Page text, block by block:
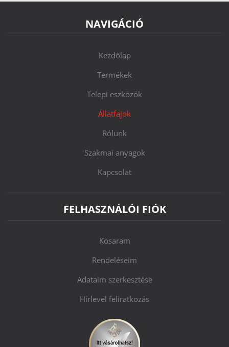
NAVIGÁCIÓ
Kezdőlap
Termékek
Telepi eszközök
Állatfajok
Rólunk
Szakmai anyagok
Kapcsolat
FELHASZNÁLÓI FIÓK
Kosaram
Rendeléseim
Adataim szerkesztése
Hírlevél feliratkozás